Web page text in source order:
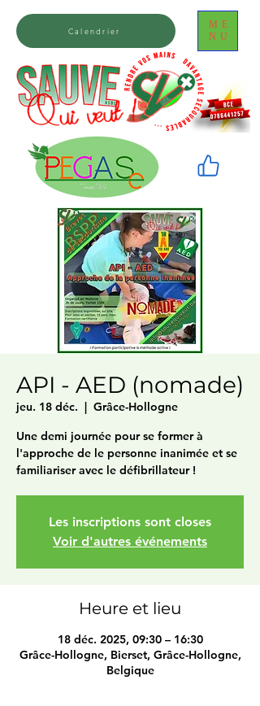
ME
NU
Calendrier
API - AED (nomade)
jeu. 18 déc.
  |
Grâce-Hollogne
Une demi journée pour se former à
l'approche de le personne inanimée et se
familiariser avec le défibrillateur !
Les inscriptions sont closes
Voir d'autres événements
Heure et lieu
18 déc. 2025, 09:30 – 16:30
Grâce-Hollogne, Bierset, Grâce-Hollogne,
Belgique